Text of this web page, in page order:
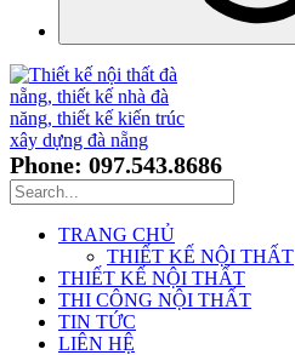
Phone: 097.543.8686
TRANG CHỦ
THIẾT KẾ NỘI THẤT
THIẾT KẾ NỘI THẤT
THI CÔNG NỘI THẤT
TIN TỨC
LIÊN HỆ